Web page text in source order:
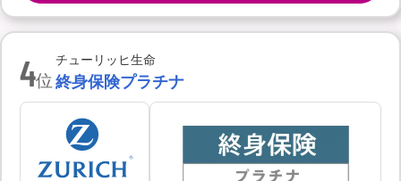
4位
チューリッヒ生命
終身保険プラチナ